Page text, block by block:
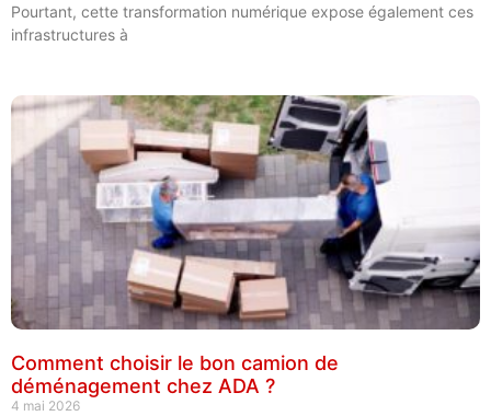
Pourtant, cette transformation numérique expose également ces
infrastructures à
Comment choisir le bon camion de
déménagement chez ADA ?
4 mai 2026